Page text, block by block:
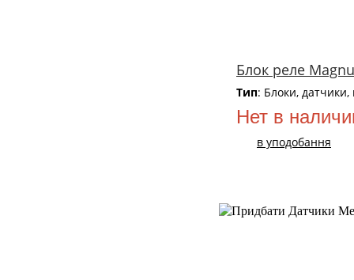
Блок реле
Тип: Блоки, датчики,
Нет в
в уподобання